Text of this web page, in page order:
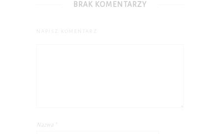
BRAK KOMENTARZY
Nazwa